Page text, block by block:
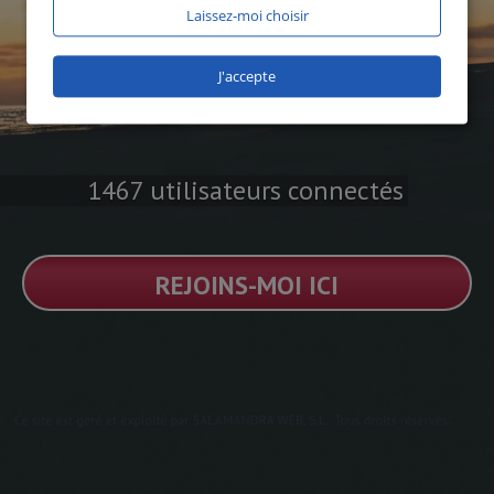
1467 utilisateurs connectés
REJOINS-MOI ICI
Laissez-moi choisir
J'accepte